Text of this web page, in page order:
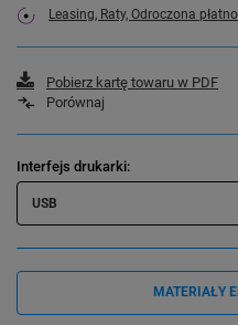
Leasing, Raty, Odroczona
Pobierz kartę towaru w PDF
Porównaj
Interfejs drukarki
USB
MATERIAŁY